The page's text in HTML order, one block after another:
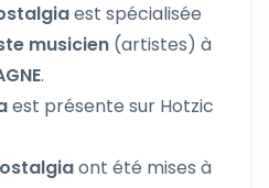
est spécialisée
musicien (artistes) à
.
est présente sur Hotzic
ont été mises à